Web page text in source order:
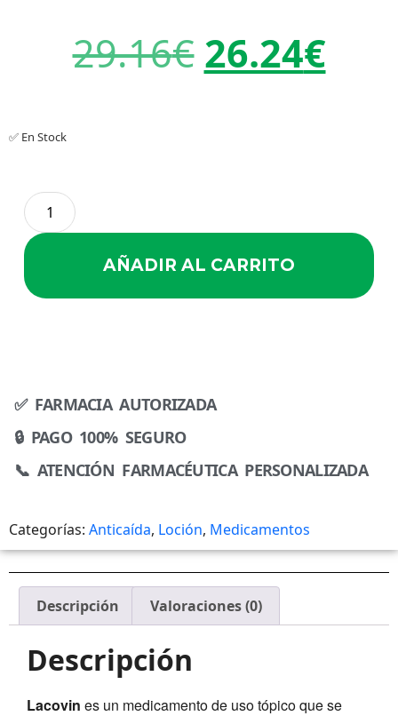
29.16€ 26.24€
✅ En Stock
AÑADIR AL CARRITO
✅ FARMACIA AUTORIZADA
🔒 PAGO 100% SEGURO
📞 ATENCIÓN FARMACÉUTICA PERSONALIZADA
Categorías: Anticaída, Loción, Medicamentos
Descripción Valoraciones (0)
Descripción
Lacovin es un medicamento de uso tópico que se